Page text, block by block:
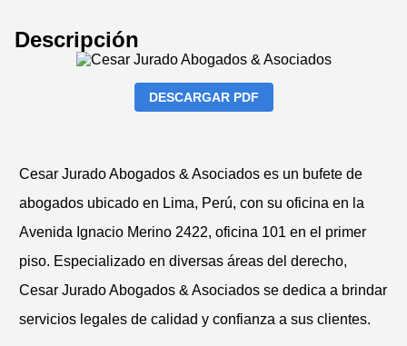
Descripción
DESCARGAR PDF
Cesar Jurado Abogados & Asociados es un bufete de
abogados ubicado en Lima, Perú, con su oficina en la
Avenida Ignacio Merino 2422, oficina 101 en el primer
piso. Especializado en diversas áreas del derecho,
Cesar Jurado Abogados & Asociados se dedica a brindar
servicios legales de calidad y confianza a sus clientes.